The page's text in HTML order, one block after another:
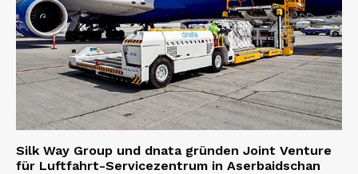
Silk Way Group und dnata gründen Joint Venture
für Luftfahrt-Servicezentrum in Aserbaidschan